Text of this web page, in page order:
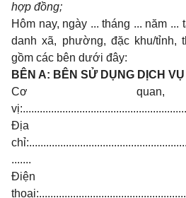
hợp đồng;
Hôm nay, ngày ... tháng ... năm ...
danh xã, phường, đặc khu/tỉnh,
gồm các bên dưới đây:
BÊN A: BÊN SỬ DỤNG DỊCH VỤ
Cơ
Địa
.......
Điện